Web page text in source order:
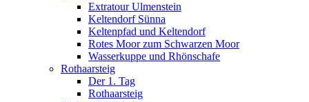
Extratour Ulmenstein
Keltendorf Sünna
Keltenpfad und Keltendorf
Rotes Moor zum Schwarzen Moor
Wasserkuppe und Rhönschafe
Rothaarsteig
Der 1. Tag
Rothaarsteig